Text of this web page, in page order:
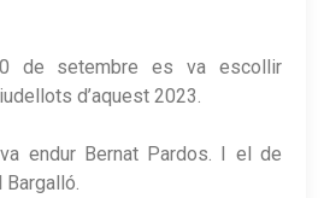
de setembre es va escollir
d’aquest 2023.
endur Bernat Pardos. I el de